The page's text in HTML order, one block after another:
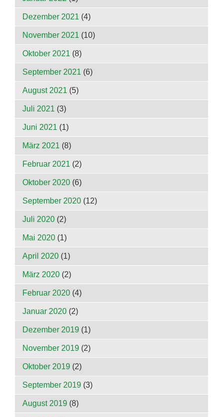
Dezember 2021 (4)
November 2021 (10)
Oktober 2021 (8)
September 2021 (6)
August 2021 (5)
Juli 2021 (3)
Juni 2021 (1)
März 2021 (8)
Februar 2021 (2)
Oktober 2020 (6)
September 2020 (12)
Juli 2020 (2)
Mai 2020 (1)
April 2020 (1)
März 2020 (2)
Februar 2020 (4)
Januar 2020 (2)
Dezember 2019 (1)
November 2019 (2)
Oktober 2019 (2)
September 2019 (3)
August 2019 (8)